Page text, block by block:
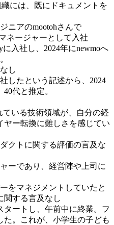
には、既にドキュメントを
ニアのmootohさんで
ネージャーとして入社
に入社し、2024年にnewmoへ
し
したという記述から、2024
代と推定。
ている技術領域が、自分の経
ー転換に難しさを感じてい
クトに関する評価の言及な
ーであり、経営陣や上司に
をマネジメントしていたと
関する言及なし
タートし、午前中に終業。フ
た。これが、小学生の子ども